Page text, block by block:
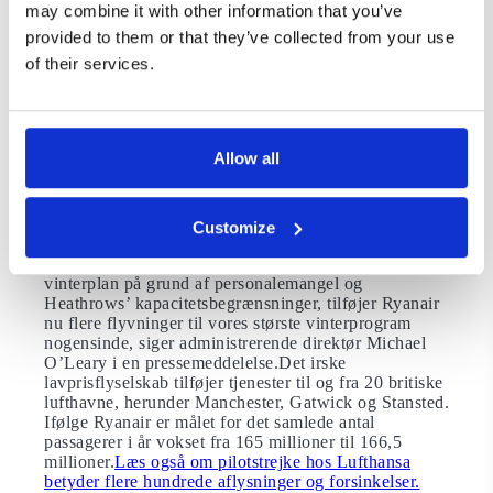
may combine it with other information that you’ve
provided to them or that they’ve collected from your use
of their services.
Allow all
Customize
Ryanair tilføjer millioner af
flyvninger til sit vinterprogram
Stor efterspørgsel og mangel på personale til at
mange af de forsinkelser, aflysninger og køer,
branchen har været vidne til denne sommer.Men et
flyselskab udnytter aflysningerne ved at øge antallet
af flyvninger. Ryanair har netop tilføjet mere end en
Mens British Airways aflyser otte procent af deres
vinterplan på grund af personalemangel og
Heathrows’ kapacitetsbegrænsninger, tilføjer Ryanair
nu flere flyvninger til vores største vinterprogram
nogensinde, siger administrerende direktør Michael
O’Leary i en pressemeddelelse.Det irske
lavprisflyselskab tilføjer tjenester til og fra 20 britiske
lufthavne, herunder Manchester, Gatwick og Stansted.
Ifølge Ryanair er målet for det samlede antal
passagerer i år vokset fra 165 millioner til 166,5
millioner.Læs også om pilotstrejke hos Lufthansa
betyder flere hundrede aflysninger og forsinkelser.